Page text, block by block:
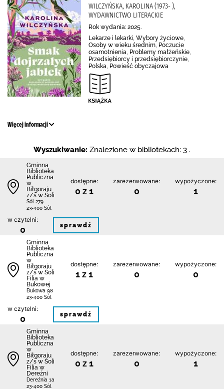
WILCZYŃSKA, KAROLINA (1973- ),
WYDAWNICTWO LITERACKIE
Rok wydania: 2025.
Lekarze i lekarki, Wybory życiowe,
Osoby w wieku średnim, Poczucie
osamotnienia, Problemy małżeńskie,
Przedsiębiorcy i przedsiębiorczynie,
Polska, Powieść obyczajowa
Więcej informacji
Wyszukiwanie: Znalezione w bibliotekach: 3 .
Gminna
Biblioteka
Publiczna
w
Biłgoraju
z/s w Soli
Sól 279
23-400 Sól
dostępne:
0 z 1
zarezerwowane:
0
wypożyczone:
1
w czytelni:
0 sprawdź
Gminna
Biblioteka
Publiczna
w
Biłgoraju
z/s w Soli
Filia w
Bukowej
Bukowa 98
23-400 Sól
dostępne:
1 z 1
zarezerwowane:
0
wypożyczone:
0
w czytelni:
0 sprawdź
Gminna
Biblioteka
Publiczna
w
Biłgoraju
z/s w Soli
Filia w
Dereźni
Dereźnia 1a
23-400 Sól
dostępne:
0 z 1
zarezerwowane:
0
wypożyczone:
1